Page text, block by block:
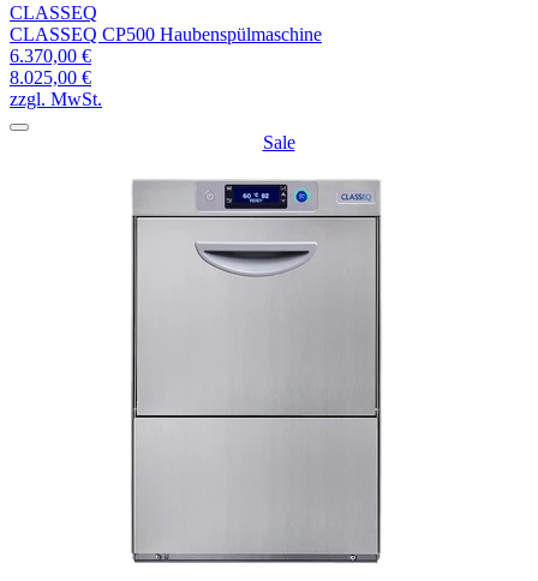
CLASSEQ
CLASSEQ CP500 Haubenspülmaschine
6.370,00 €
8.025,00 €
zzgl. MwSt.
Sale